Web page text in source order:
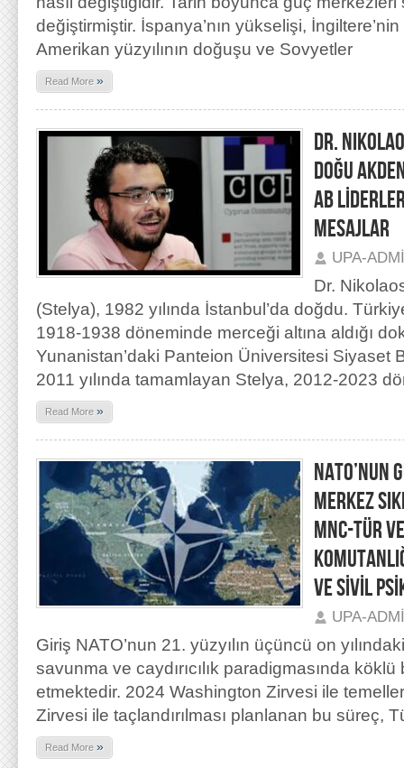
değiştirmiştir. İspanya’nın yükselişi,
Amerikan yüzyılının doğuşu ve Sovyetler
Read More »
DR.
DOĞU
AB
MESAJLAR
UPA-
Dr.
(Stelya), 1982 yılında İstanbul’da doğdu.
1918-1938 döneminde merceği altına aldığı
Yunanistan’daki Panteion Üniversitesi Siyaset
2011 yılında tamamlayan Stelya, 2012-2023
Read More »
NATO’NUN
MERKEZ
MNC-TÜR
VE SİVİL
UPA-
Giriş NATO’nun 21. yüzyılın üçüncü on
savunma ve caydırıcılık paradigmasında
etmektedir. 2024 Washington Zirvesi ile
Zirvesi ile taçlandırılması planlanan bu süreç,
Read More »